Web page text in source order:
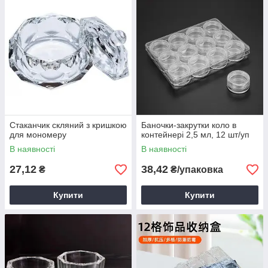
Першокласне обслуговування і
кращі ціни на інвентар
манікюру
Знижки від обсягу, можливість
безкоштовної доставки
Стаканчик скляний з кришкою
для мономеру
В наявності
27,12 ₴
Купити
Баночки-закрутки коло в
контейнері 2,5 мл, 12 шт/уп
В наявності
38,42 ₴/упаковка
Купити